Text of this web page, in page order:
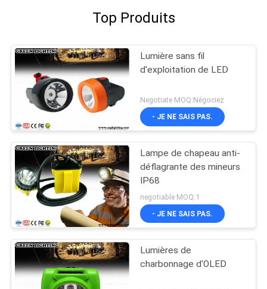
Top Produits
Lumière sans fil
d'exploitation de LED
Negotiate MOQ:Négociez
- JE NE SAIS PAS.
Lampe de chapeau anti-
déflagrante des mineurs
IP68
negotiable MOQ:1
- JE NE SAIS PAS.
Lumières de
charbonnage d'OLED